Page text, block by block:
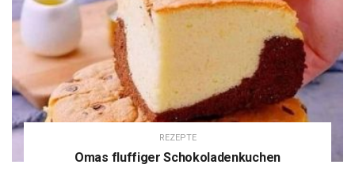
REZEPTE
Omas fluffiger Schokoladenkuchen